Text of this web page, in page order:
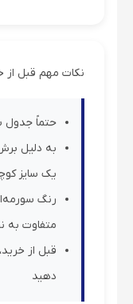
نکات مهم قبل از
حتماً جدول
به دلیل
یک سایز
رنگ
متفاوت به
قبل از
دهید